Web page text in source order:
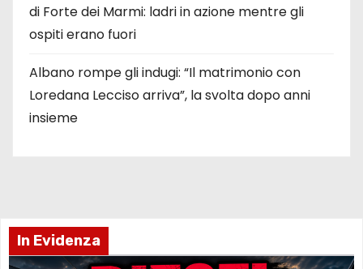
di Forte dei Marmi: ladri in azione mentre gli
ospiti erano fuori
Albano rompe gli indugi: “Il matrimonio con
Loredana Lecciso arriva”, la svolta dopo anni
insieme
In Evidenza